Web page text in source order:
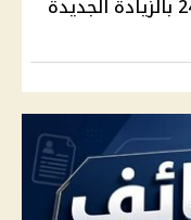
صرف مرتبات يوليو 2026 يبدأ يوم 24 بالزيادة الجديدة